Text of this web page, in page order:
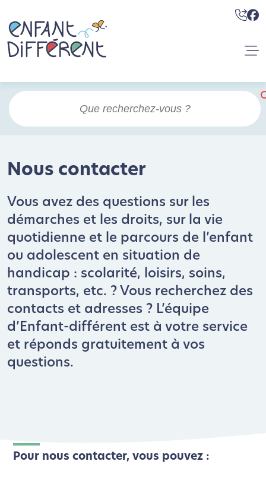
Nous contacter
Vous avez des questions sur les
démarches et les droits, sur la vie
quotidienne et le parcours de l’enfant
ou adolescent en situation de
handicap : scolarité, loisirs, soins,
transports, etc. ? Vous recherchez des
contacts et adresses ? L’équipe
d’Enfant-différent est à votre service
et réponds gratuitement à vos
questions.
Pour nous contacter, vous pouvez :